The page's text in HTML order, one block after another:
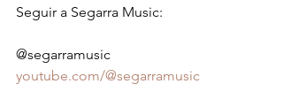
Seguir a Segarra Music:
@segarramusic
youtube.com/@segarramusic